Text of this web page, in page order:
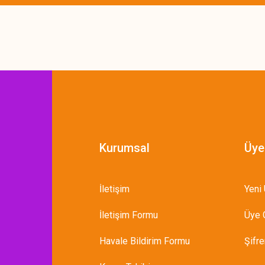
Kurumsal
İletişim
İletişim Formu
Havale Bildirim Formu
Yeni
Üye